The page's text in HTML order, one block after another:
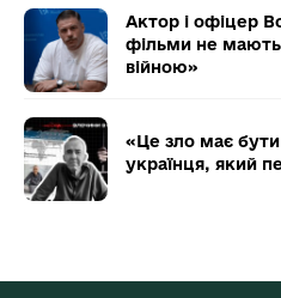
Актор і офіцер
фільми не мають
війною»
«Це зло має
українця, який